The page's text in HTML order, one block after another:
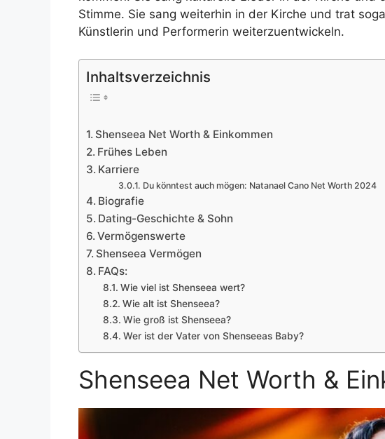
Stimme. Sie sang weiterhin in der Kirche und trat
Künstlerin und Performerin weiterzuentwickeln.
Inhaltsverzeichnis
Shenseea Net Worth & Einkommen
Frühes Leben
Karriere
Du könntest auch mögen: Natanael Cano Net Worth 2024
Biografie
Dating-Geschichte & Sohn
Vermögenswerte
Shenseea Vermögen
FAQs:
Wie viel ist Shenseea wert?
Wie alt ist Shenseea?
Wie groß ist Shenseea?
Wer ist der Vater von Shenseeas Baby?
Shenseea Net Worth &